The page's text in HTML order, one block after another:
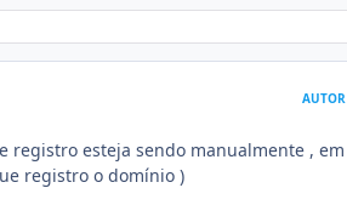
AUTOR
registro esteja sendo manualmente , em
registro o domínio )